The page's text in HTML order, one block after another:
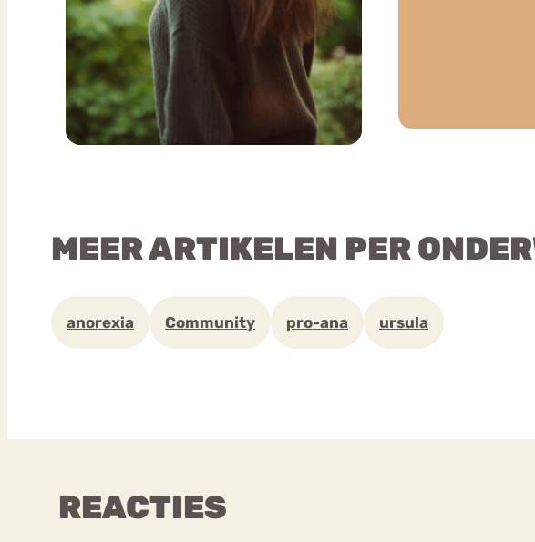
MEER ARTIKELEN PER
anorexia Community pro-ana ursula
REACTIES